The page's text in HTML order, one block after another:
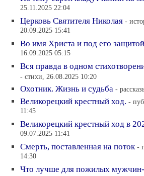
25.11.2025 22:04
Церковь Святителя Николая -
20.09.2025 15:41
Во имя Христа и под его
16.09.2025 05:15
Вся правда в одном
- стихи, 26.08.2025 10:20
Охотник. Жизнь и судьба -
Великорецкий крестный ход. -
11:45
Великорецкий крестный ход в
09.07.2025 11:41
Смерть, поставленная на поток -
14:30
Что лучше для пожилых